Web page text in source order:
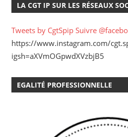
LA CGT IP SUR LES RÉSEAUX
Tweets by CgtSpip Suivre
https://www.instagram.com/
igsh=aXVmOGpwdXVzbjB5
EGALITÉ PROFESSIONNELLE